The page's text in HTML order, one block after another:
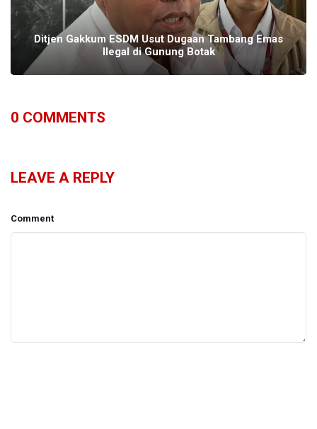
Ditjen Gakkum ESDM Usut Dugaan Tambang Emas
Ilegal di Gunung Botak
0 COMMENTS
LEAVE A REPLY
Comment